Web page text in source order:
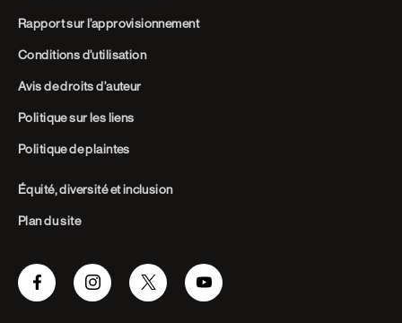
Rapport sur l’approvisionnement
Conditions d’utilisation
Avis de droits d’auteur
Politique sur les liens
Politique de plaintes
Équité, diversité et inclusion
Plan du site
FacebookInstagramTwitter Youtube